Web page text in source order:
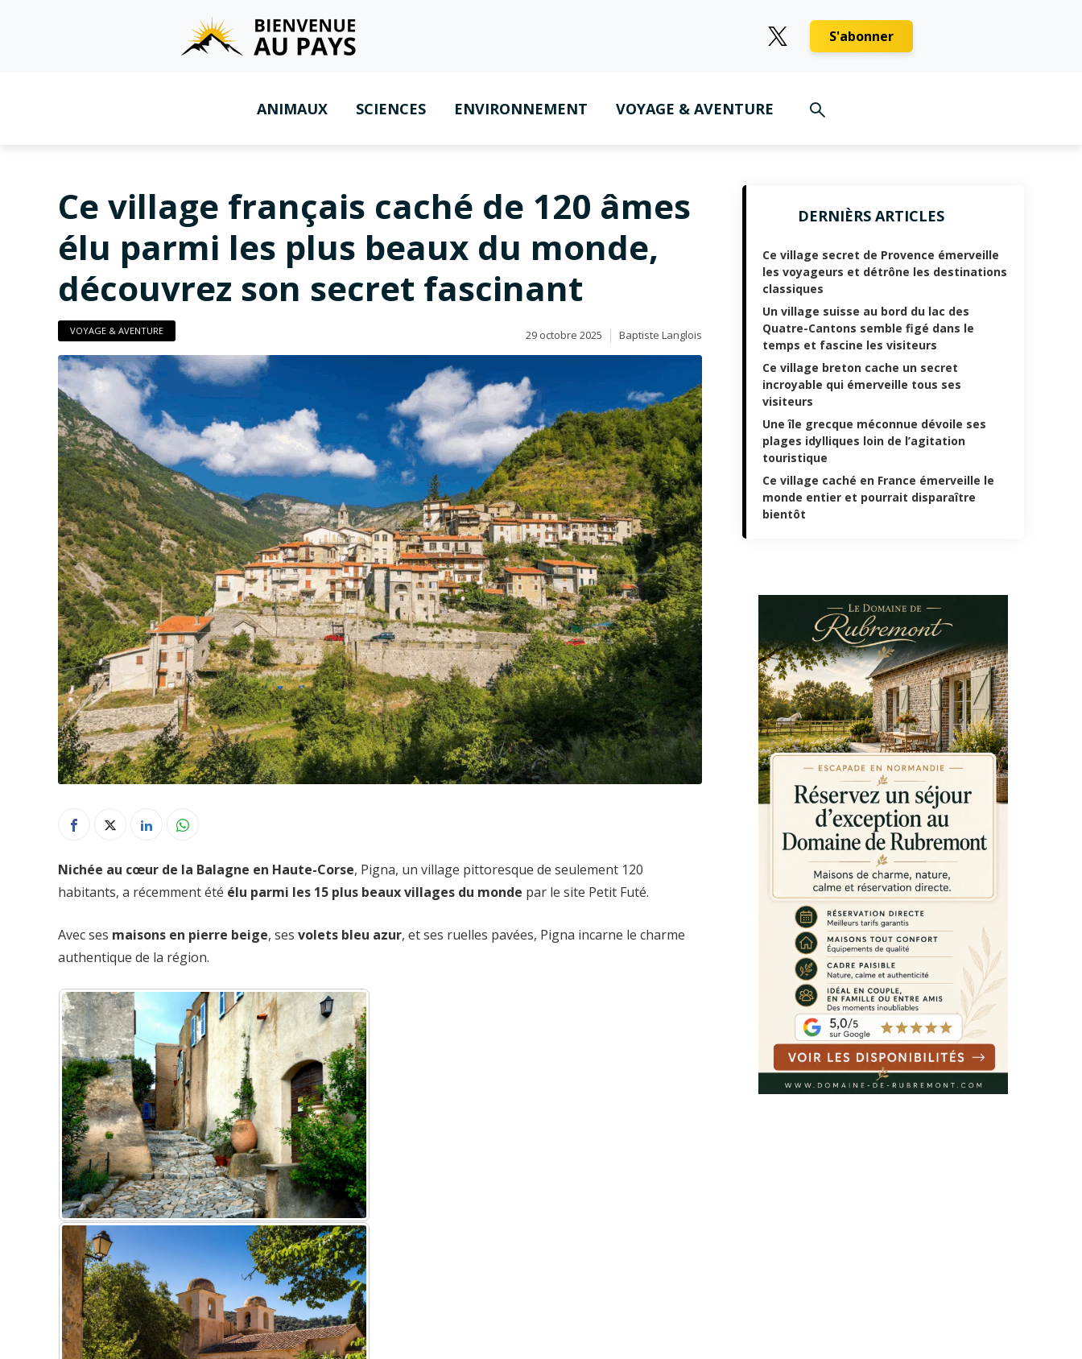
S'abonner
ANIMAUX SCIENCES ENVIRONNEMENT VOYAGE & AVENTURE
Ce village français caché de 120 âmes
élu parmi les plus beaux du monde,
découvrez son secret fascinant
VOYAGE & AVENTURE 29 octobre 2025 Baptiste Langlois
Nichée au cœur de la Balagne en Haute-Corse, Pigna, un village pittoresque de seulement 120
habitants, a récemment été élu parmi les 15 plus beaux villages du monde par le site Petit Futé.
Avec ses maisons en pierre beige, ses volets bleu azur, et ses ruelles pavées, Pigna incarne le charme
authentique de la région.
DERNIÈRS ARTICLES
Ce village secret de Provence émerveille
les voyageurs et détrône les destinations
classiques
Un village suisse au bord du lac des
Quatre-Cantons semble figé dans le
temps et fascine les visiteurs
Ce village breton cache un secret
incroyable qui émerveille tous ses
visiteurs
Une île grecque méconnue dévoile ses
plages idylliques loin de l’agitation
touristique
Ce village caché en France émerveille le
monde entier et pourrait disparaître
bientôt